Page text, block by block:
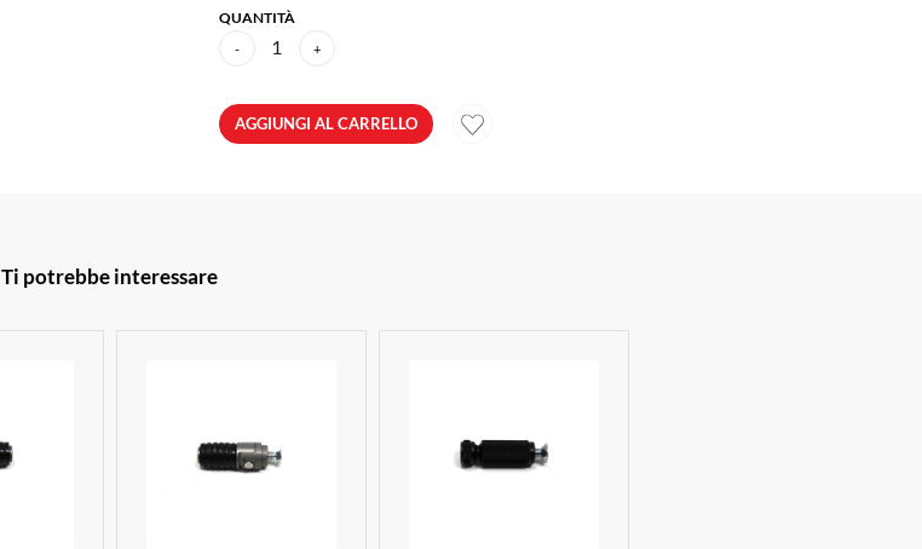
QUANTITÀ
- 1 +
AGGIUNGI AL CARRELLO
Ti potrebbe interessare